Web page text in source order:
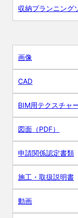
収納プランニング
画像
CAD
BIM用テクスチャ
図面（PDF）
申請関係認定書類
施工・取扱説明書
動画